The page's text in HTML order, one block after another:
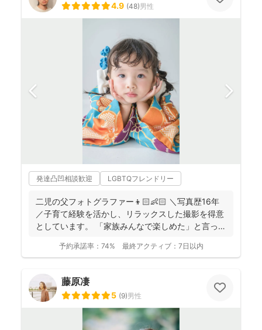
4.9 (48)男性
発達凸凹相談歓迎 LGBTQフレンドリー
二児の父フォトグラファー👦🏻👶🏻 ＼写真歴16年
／子育て経験を活かし、リラックスした撮影を得意
としています。 「家族みんなで楽しめた」と言って
予約承諾率： 74% 最終アクティブ： 7日以内
藤原凄
5 (9)男性